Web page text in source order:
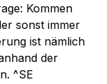
Kommen
sonst immer
ist nämlich
der
^SE